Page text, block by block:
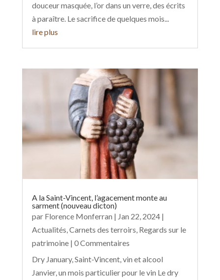
douceur masquée, l’or dans un verre, des écrits
à paraître. Le sacrifice de quelques mois...
lire plus
A la Saint-Vincent, l’agacement monte au
sarment (nouveau dicton)
par Florence Monferran | Jan 22, 2024|
Actualités,Carnets des terroirs, Regards sur le
patrimoine| 0 Commentaires
Dry January, Saint-Vincent, vin et alcool
Janvier, un mois particulier pour le vin Le dry